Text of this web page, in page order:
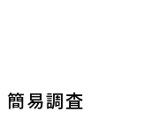
簡易調査